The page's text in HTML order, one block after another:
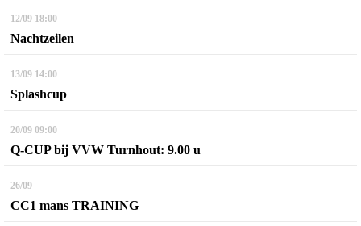
12/09 18:00
Nachtzeilen
13/09 14:00
Splashcup
20/09 09:00
Q-CUP bij VVW Turnhout: 9.00 u
26/09
CC1 mans TRAINING